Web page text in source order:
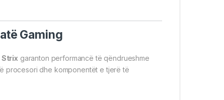
Gaming
Strix garanton performancë të qëndrueshme
procesori dhe komponentët e tjerë të